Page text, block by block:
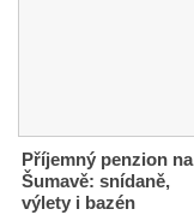
Příjemný penzion na
Šumavě: snídaně,
výlety i bazén